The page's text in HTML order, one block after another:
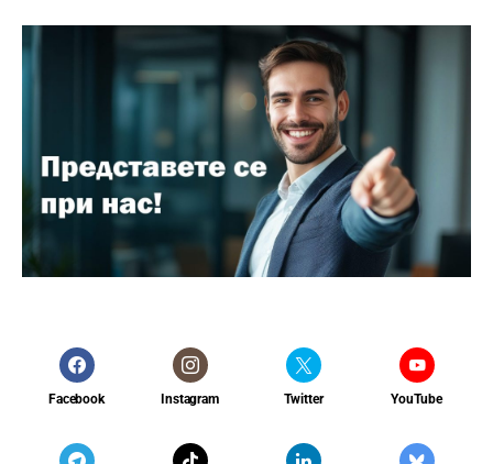
Facebook Instagram Twitter YouTube